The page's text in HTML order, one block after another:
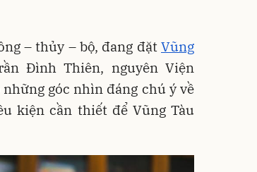
– thủy – bộ, đang đặt Vũng
Đình Thiên, nguyên Viện
góc nhìn đáng chú ý về
kiện cần thiết để Vũng Tàu